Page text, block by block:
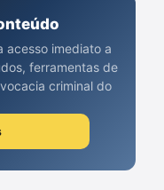
acesso imediato a
ferramentas de
criminal do